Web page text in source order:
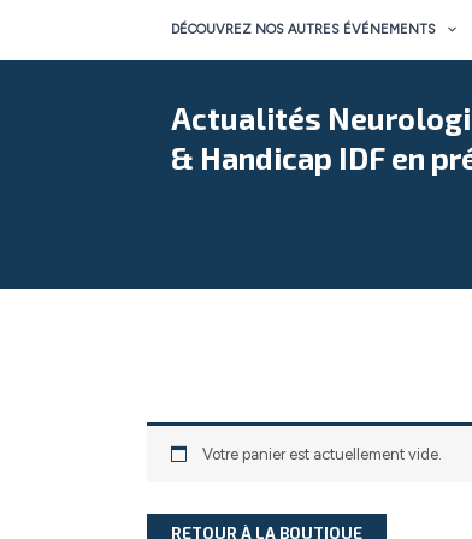
contenu
DÉCOUVREZ NOS AUTRES ÉVÉNEMENTS
Actualités
& Handicap IDF en
Votre panier est actuellement vide.
RETOUR À LA BOUTIQUE